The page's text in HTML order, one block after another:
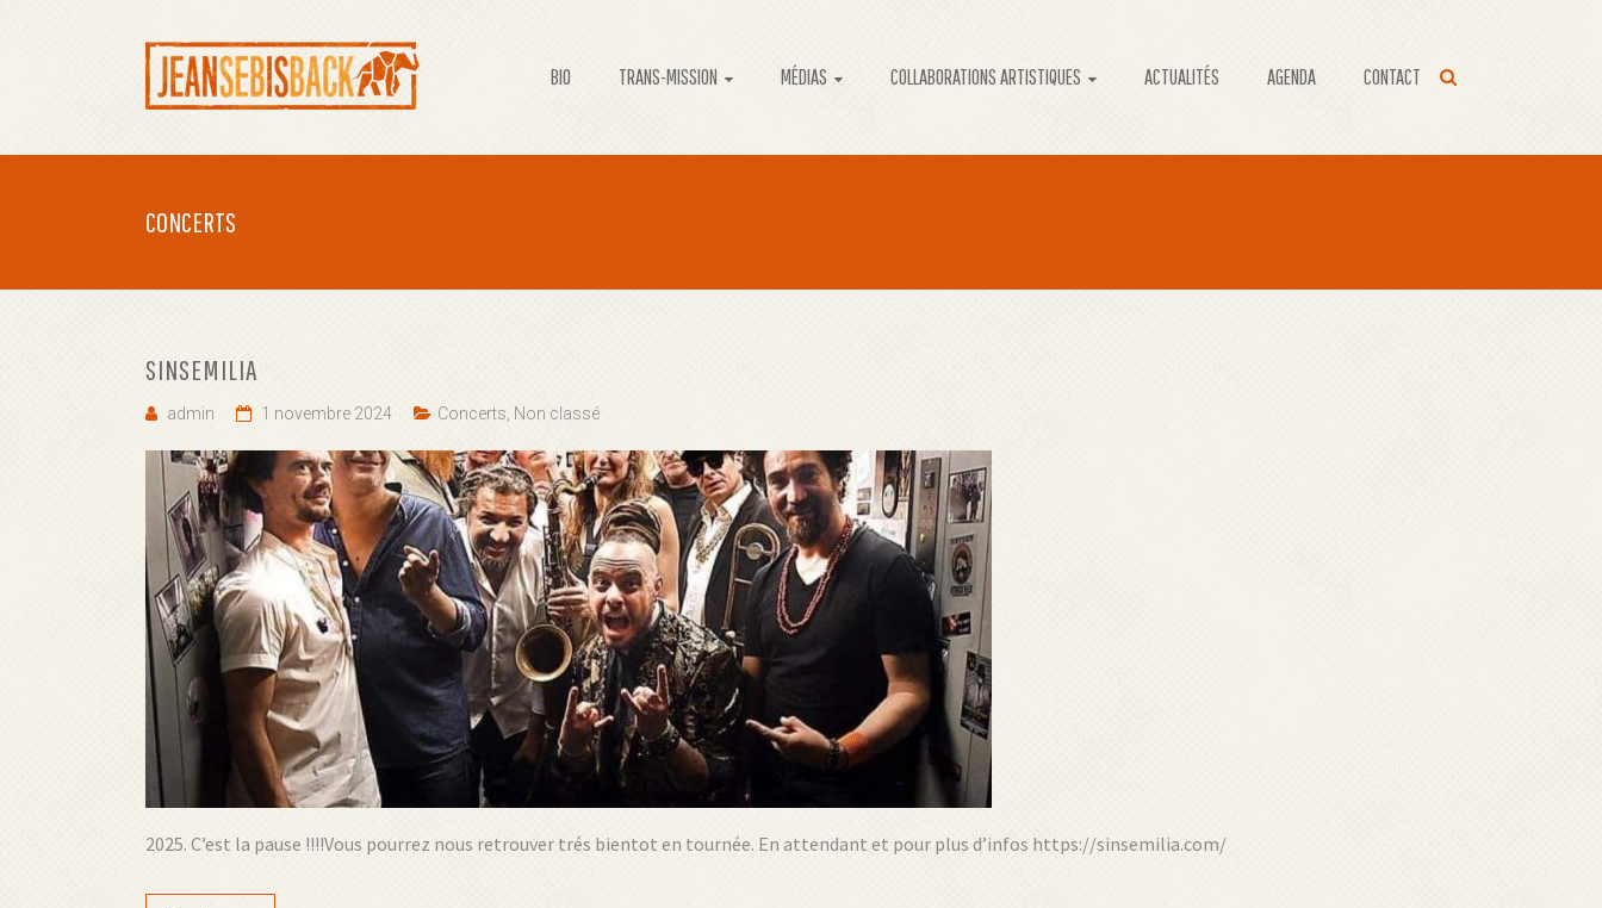
JEANSEBISBACK
Tromboniste,
BIO TRANS-MISSION MÉDIAS COLLABORATIONS ARTISTIQUES ACTUALITÉS AGENDA CONTACT
CONCERTS
SINSEMILIA
admin 1 novembre 2024 Concerts Non classé
2025. C’est la pause !!!!Vous pourrez nous retrouver trés bientot en tournée. En attendant et pour plus d’infos https://sinsemilia.com/